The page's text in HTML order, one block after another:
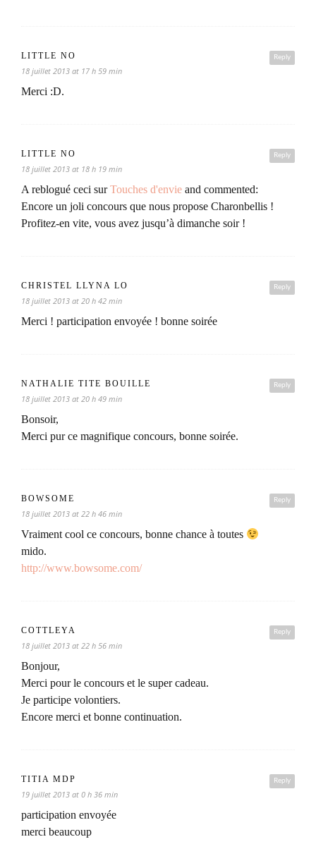
Reply
LITTLE NO
18 juillet 2013 at 17 h 59 min
Merci :D.
Reply
LITTLE NO
18 juillet 2013 at 18 h 19 min
A reblogué ceci surTouches d'envie and commented:
Encore un joli concours que nous propose Charonbellis !
Profitez-en vite, vous avez jusqu’à dimanche soir !
Reply
CHRISTEL LLYNA LO
18 juillet 2013 at 20 h 42 min
Merci ! participation envoyée ! bonne soirée
Reply
NATHALIE TITE BOUILLE
18 juillet 2013 at 20 h 49 min
Bonsoir,
Merci pur ce magnifique concours, bonne soirée.
Reply
BOWSOME
18 juillet 2013 at 22 h 46 min
Vraiment cool ce concours, bonne chance à toutes
mido.
http://www.bowsome.com/
Reply
COTTLEYA
18 juillet 2013 at 22 h 56 min
Bonjour,
Merci pour le concours et le super cadeau.
Je participe volontiers.
Encore merci et bonne continuation.
Reply
TITIA MDP
19 juillet 2013 at 0 h 36 min
participation envoyée
merci beaucoup